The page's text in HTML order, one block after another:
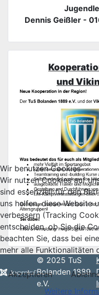
Dennis Geißler -
und
© 2025 TuS
Bolanden 1889
e.V.
Wir benutzen Cookies
Wir nutzen Cookies auf
sind essenziell für den
uns helfen, diese Website
verbessern (Tracking
entscheiden, ob Sie die
beachten Sie, dass bei
mehr alle Funktionalitäten
Akzeptieren
Weitere